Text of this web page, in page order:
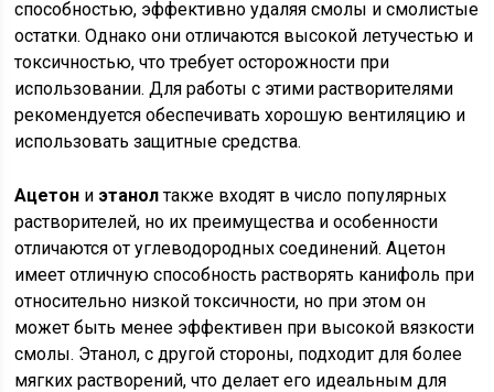
способностью, эффективно удаляя смолы и смолистые
остатки. Однако они отличаются высокой летучестью и
токсичностью, что требует осторожности при
использовании. Для работы с этими растворителями
рекомендуется обеспечивать хорошую вентиляцию и
использовать защитные средства.
Ацетон и этанолтакже входят в число популярных
растворителей, но их преимущества и особенности
отличаются от углеводородных соединений. Ацетон
имеет отличную способность растворять канифоль при
относительно низкой токсичности, но при этом он
может быть менее эффективен при высокой вязкости
смолы. Этанол, с другой стороны, подходит для более
мягких растворений, что делает его идеальным для